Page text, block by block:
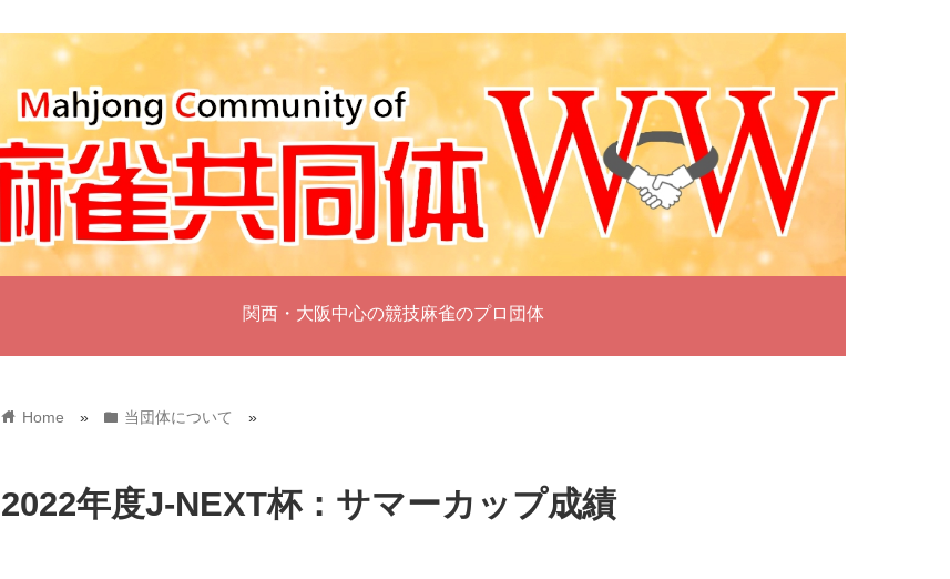
関西・大阪中心の競技麻雀のプロ団体
home Home » folder 当団体について »
2022年度J-NEXT杯：サマーカップ成績